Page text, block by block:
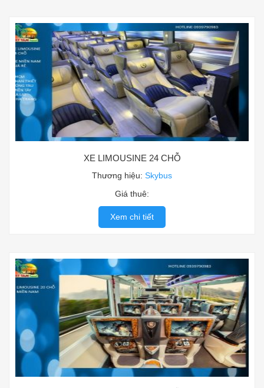
XE LIMOUSINE 24 CHỖ
Thương hiệu: Skybus
Giá thuê:
Xem chi tiết